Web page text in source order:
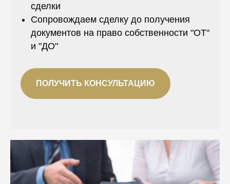
сделки
Сопровождаем сделку до получения
документов на право собственности "ОТ"
и "ДО"
ПОЛУЧИТЬ КОНСУЛЬТАЦИЮ